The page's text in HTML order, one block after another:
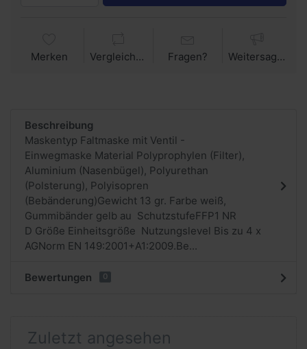
Merken Vergleichen Fragen? Weitersagen
Beschreibung
Maskentyp Faltmaske mit Ventil -
Einwegmaske Material Polyprophylen (Filter),
Aluminium (Nasenbügel), Polyurethan
(Polsterung), Polyisopren
(Bebänderung)Gewicht 13 gr. Farbe weiß,
Gummibänder gelb au SchutzstufeFFP1 NR
D Größe Einheitsgröße Nutzungslevel Bis zu 4 x
AGNorm EN 149:2001+A1:2009.Be...
Bewertungen 0
Zuletzt angesehen